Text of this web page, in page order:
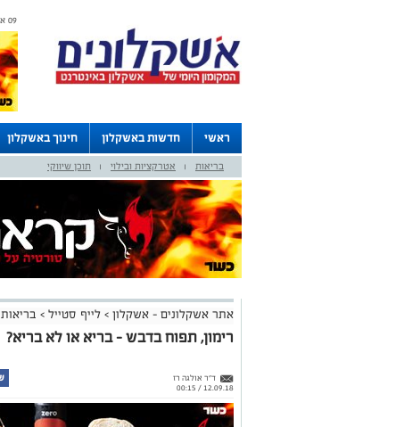
09 אוגוסט 2026 / 12:55
ראשי חדשות באשקלון חינוך באשקלון
דרושים באשקלון לוחות בריאות | אטרקציות ובילוי | תוכן שיווקי
אתר אשקלונים - אשקלון > לייף סטייל > בריאות
רימון, תפוח בדבש – בריא או לא בריא?
ד"ר אולגה רז
12.09.18 / 00:15